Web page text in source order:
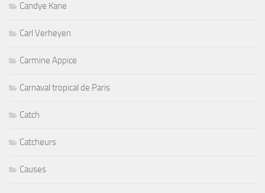
Candye Kane
Carl Verheyen
Carmine Appice
Carnaval tropical de Paris
Catch
Catcheurs
Causes